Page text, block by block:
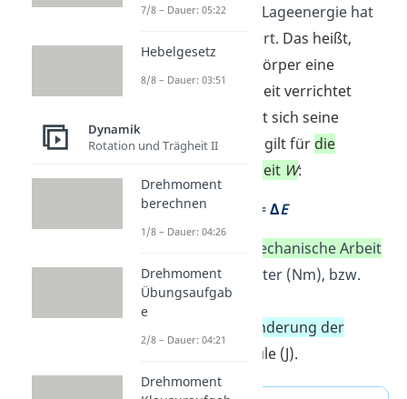
als vorher. Seine Lageenergie hat
sich also verändert. Das heißt,
wenn an einem Körper eine
mechanische Arbeit verrichtet
wird, dann ändert sich seine
Energie. Deshalb gilt für die
mechanische Arbeit W:
=ΔE
mechanische Arbeit
in Newtonmeter (Nm), bzw.
Joule (J).
Änderung der
in Joule (J).
7/8 – Dauer: 05:22
Hebelgesetz
8/8 – Dauer: 03:51
Dynamik
Rotation und Trägheit II
Drehmoment
berechnen
1/8 – Dauer: 04:26
Drehmoment
Übungsaufgab
e
2/8 – Dauer: 04:21
Drehmoment